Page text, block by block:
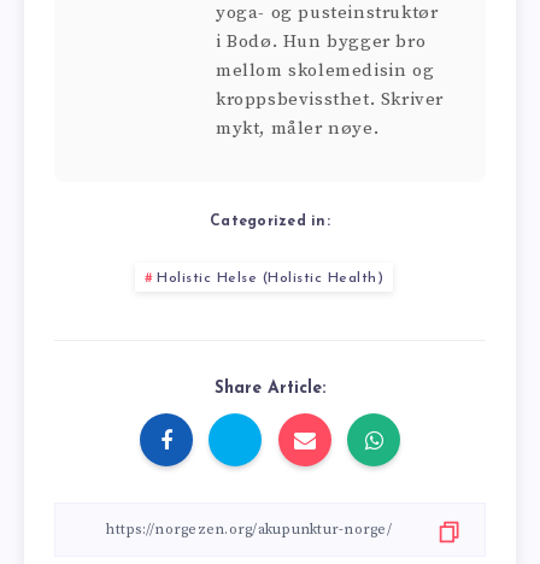
yoga- og pusteinstruktør
i Bodø. Hun bygger bro
mellom skolemedisin og
kroppsbevissthet. Skriver
mykt, måler nøye.
Categorized in:
Holistic Helse (Holistic Health)
Share Article: